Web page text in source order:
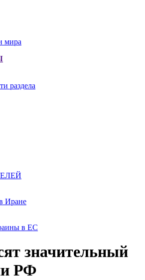
раздела
Иране
в ЕС
значительный
РФ